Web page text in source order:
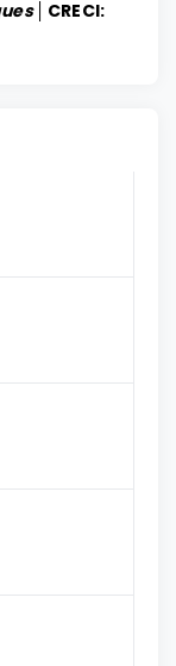
│ CRECI: